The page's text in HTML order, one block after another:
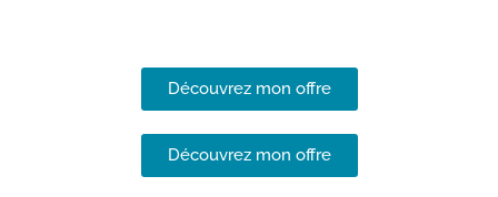
Découvrez mon offre
Découvrez mon offre